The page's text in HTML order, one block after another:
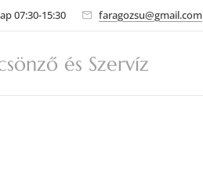
07:30-15:30 faragozsu@gmail.com
és Szervíz